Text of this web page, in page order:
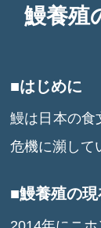
鰻養殖
■はじめに
鰻は日本の食
危機に瀕して
■鰻養殖の現